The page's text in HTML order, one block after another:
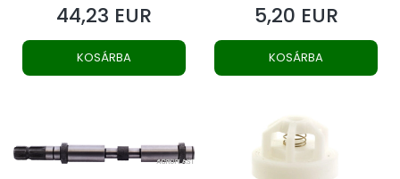
Ár
44,23 EUR
KOSÁRBA
Ár
5,20 EUR
KOSÁRBA